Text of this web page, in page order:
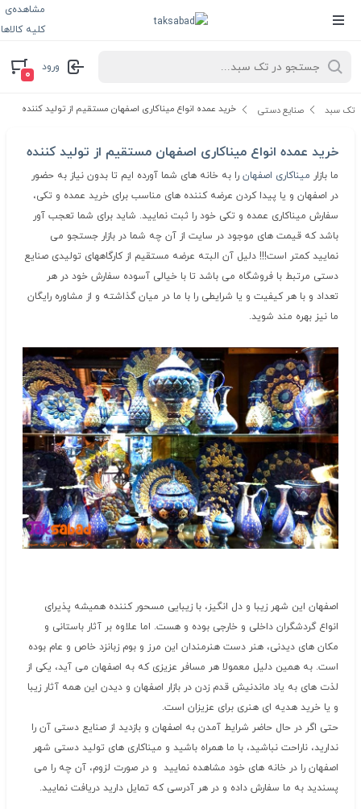
مشاهده‌ی
کلیه کالاها
ورود
۰
تک سبد صنایع دستی خرید عمده انواع میناکاری اصفهان مستقیم از تولید کننده
خرید عمده انواع میناکاری اصفهان مستقیم از تولید کننده
ما بازار میناکاری اصفهان را به خانه های شما آورده ایم تا بدون نیاز به حضور
در اصفهان و یا پیدا کردن عرضه کننده های مناسب برای خرید عمده و تکی،
سفارش میناکاری عمده و تکی خود را ثبت نمایید. شاید برای شما تعجب آور
باشد که قیمت های موجود در سایت از آن چه شما در بازار جستجو می
نمایید کمتر است!!! دلیل آن البته عرضه مستقیم از کارگاههای تولیدی صنایع
دستی مرتبط با فروشگاه می باشد تا با خیالی آسوده سفارش خود در هر
تعداد و با هر کیفیت و یا شرایطی را با ما در میان گذاشته و از مشاوره رایگان
ما نیز بهره مند شوید.
اصفهان این شهر زیبا و دل انگیز، با زیبایی مسحور کننده همیشه پذیرای
انواع گردشگران داخلی و خارجی بوده و هست. اما علاوه بر آثار باستانی و
مکان های دیدنی، هنر دست هنرمندان این مرز و بوم زبانزد خاص و عام بوده
است. به همین دلیل معمولا هر مسافر عزیزی که به اصفهان می آید، یکی از
لذت های به یاد ماندنیش قدم زدن در بازار اصفهان و دیدن این همه آثار زیبا
و یا خرید هدیه ای هنری برای عزیزان است.
حتی اگر در حال حاضر شرایط آمدن به اصفهان و بازدید از صنایع دستی آن را
ندارید، ناراحت نباشید، با ما همراه باشید و میناکاری های تولید دستی شهر
اصفهان را در خانه های خود مشاهده نمایید و در صورت لزوم، آن چه را می
پسندید به ما سفارش داده و در هر آدرسی که تمایل دارید دریافت نمایید.